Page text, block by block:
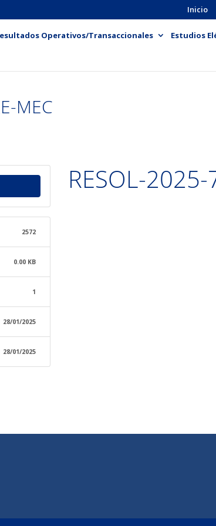
Inicio
Operativos/Transaccionales Estudios
MEC
2572
0.00 KB
1
28/01/2025
28/01/2025
RESOL-